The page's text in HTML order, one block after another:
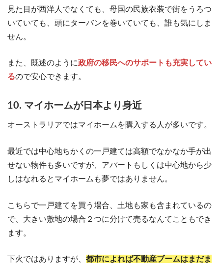
見た目が西洋人でなくても、母国の民族衣装で街をうろつ
いていても、頭にターバンを巻いていても、誰も気にしま
せん。
また、既述のように政府の移民へのサポートも充実してい
るので安心できます。
10. マイホームが日本より身近
オーストラリアではマイホームを購入する人が多いです。
最近では中心地ちかくの一戸建ては高額でなかなか手が出
せない物件も多いですが、アパートもしくは中心地から少
しはなれるとマイホームも夢ではありません。
こちらで一戸建てを買う場合、土地も家も含まれているの
で、大きい敷地の場合２つに分けて売るなんてこともでき
ます。
下火ではありますが、 都市によれば不動産ブームはまだま